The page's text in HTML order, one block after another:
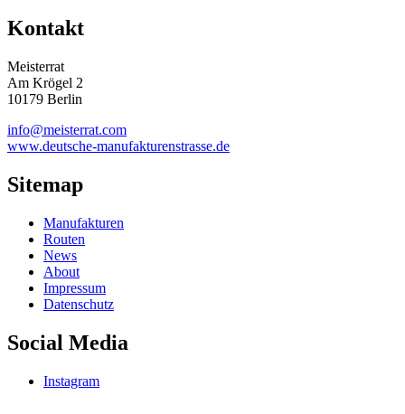
Kontakt
Meisterrat
Am Krögel 2
10179 Berlin
info@meisterrat.com
www.deutsche-manufakturenstrasse.de
Sitemap
Manufakturen
Routen
News
About
Impressum
Datenschutz
Social Media
Instagram